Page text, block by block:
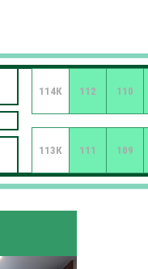
109
110
111
112
113К
114К